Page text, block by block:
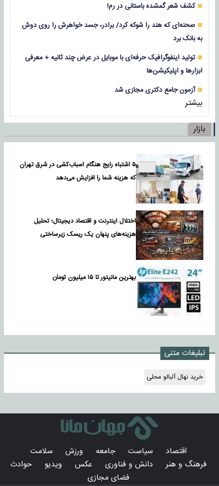
کشف شعر گمشده باستانی در رم!
صحنه‌ای که هند را شوکه کرد/ برادر، جسد خواهرش را روی دوش
به بانک برد
تولید اینفوگرافیک حرفه‌ای با موبایل در عرض چند ثانیه + معرفی
ابزارها و اپلیکیشن‌ها
آزمون جامع دکتری مجازی شد
بیشتر
بازار
۵ اشتباه رایج هنگام اسباب‌کشی در شرق تهران
که هزینه شما را افزایش می‌دهد
اختلال اینترنت و اقتصاد دیجیتال؛ تحلیل
هزینه‌های پنهان یک ریسک زیرساختی
بهترین مانیتور تا ۱۵ میلیون تومان
تبلیغات متنی
خرید نهال آلبالو محلی
اقتصاد سیاست جامعه ورزش
سلامت
فرهنگ و هنر
دانش و فناوری عکس ویدیو
حوادث
فضای مجازی